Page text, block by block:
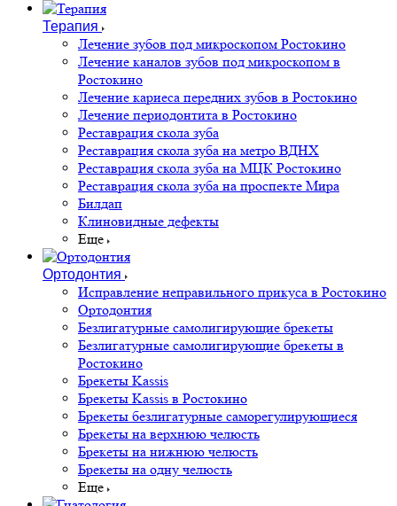
Терапия
Лечение зубов под микроскопом Ростокино
Лечение каналов зубов под микроскопом в
Ростокино
Лечение кариеса передних зубов в Ростокино
Лечение периодонтита в Ростокино
Реставрация скола зуба
Реставрация скола зуба на метро ВДНХ
Реставрация скола зуба на МЦК Ростокино
Реставрация скола зуба на проспекте Мира
Билдап
Клиновидные дефекты
Еще
Ортодонтия
Исправление неправильного прикуса в Ростокино
Ортодонтия
Безлигатурные самолигирующие брекеты
Безлигатурные самолигирующие брекеты в
Ростокино
Брекеты Kassis
Брекеты Kassis в Ростокино
Брекеты безлигатурные саморегулирующиеся
Брекеты на верхнюю челюсть
Брекеты на нижнюю челюсть
Брекеты на одну челюсть
Еще